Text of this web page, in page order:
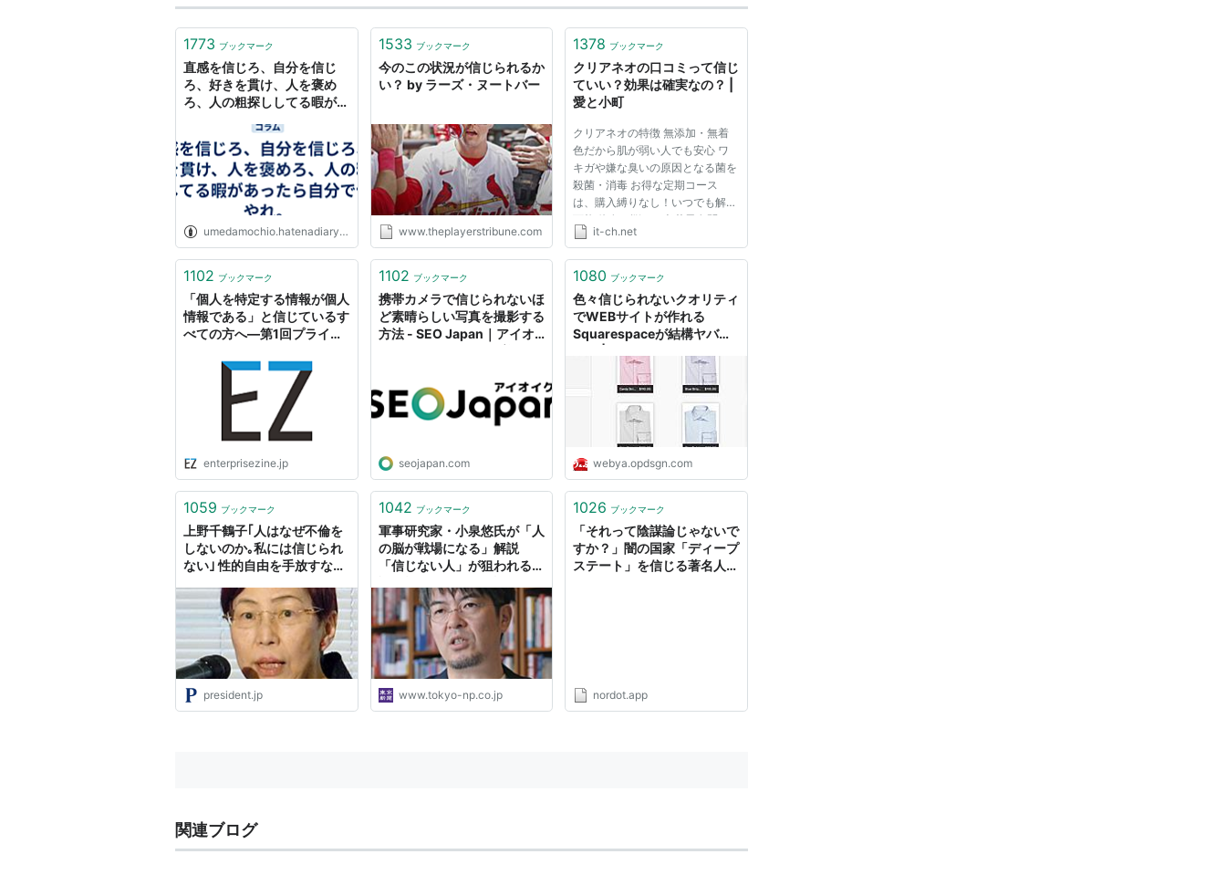
1773 ブックマーク
直感を信じろ、自分を信じ
ろ、好きを貫け、人を褒め
ろ、人の粗探ししてる暇があ
umedamochio.hatenadiary.org
1533 ブックマーク
今のこの状況が信じられるか
い？ by ラーズ・ヌートバー
www.theplayerstribune.com
1378 ブックマーク
クリアネオの口コミって信じ
ていい？効果は確実なの？ |
愛と小町
クリアネオの特徴 無添加・無着
色だから肌が弱い人でも安心 ワ
キガや嫌な臭いの原因となる菌を
殺菌・消毒 お得な定期コース
は、購入縛りなし！いつでも解約
可能 体臭の悩みは老若男女問わ
ず共通の悩みですが、他人には相
人が多いんです。 体臭って、自
の人...
it-ch.net
1102 ブックマーク
「個人を特定する情報が個人
情報である」と信じているす
べての方へ―第1回プライバ
enterprisezine.jp
1102 ブックマーク
携帯カメラで信じられないほ
ど素晴らしい写真を撮影する
方法 - SEO Japan｜アイオ
seojapan.com
1080 ブックマーク
色々信じられないクオリティ
でWEBサイトが作れる
Squarespaceが結構ヤバ
webya.opdsgn.com
1059 ブックマーク
上野千鶴子｢人はなぜ不倫を
しないのか｡私には信じられ
ない｣ 性的自由を手放すなん
president.jp
1042 ブックマーク
軍事研究家・小泉悠氏が「人
の脳が戦場になる」解説
「信じない人」が狙われる＜
東京新聞デジタル
www.tokyo-np.co.jp
1026 ブックマーク
「それって陰謀論じゃないで
すか？」闇の国家「ディープ
ステート」を信じる著名人一
nordot.app
関連ブログ